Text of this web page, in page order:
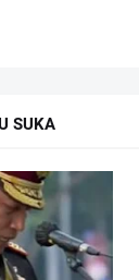
SUKA